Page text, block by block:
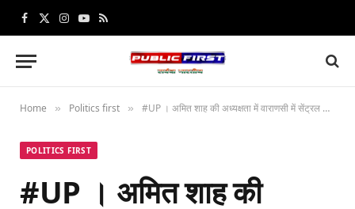
Facebook
X
Instagram
YouTube
RSS
Home » Politics first » #UP । अमित शाह की अध्यक्षता में वाराणसी में सेंट्रल जोनल काउंसिल बैठक, चार राज्यों के मुख्यमंत्री होंगे शामिल
POLITICS FIRST
#UP । अमित शाह की